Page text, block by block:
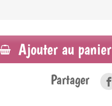
Ajouter au panier
Partager